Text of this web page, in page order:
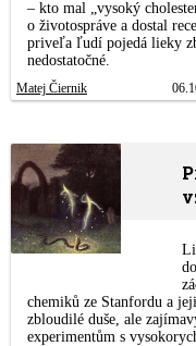
– kto mal „vysoký
o životospráve a dostal
priveľa ľudí pojedá lieky
nedostatočné.
Matej Čiernik
chemiků ze Stanfordu a
zbloudilé duše, ale
experimentům s